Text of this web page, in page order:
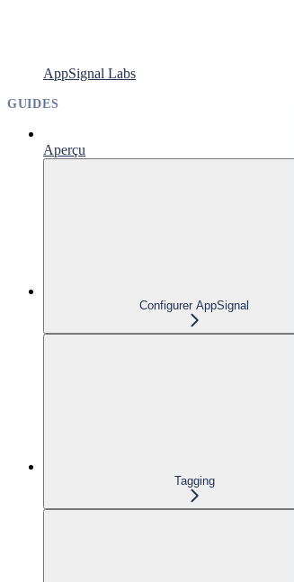
AppSignal Labs
GUIDES
Aperçu
Configurer AppSignal
Tagging